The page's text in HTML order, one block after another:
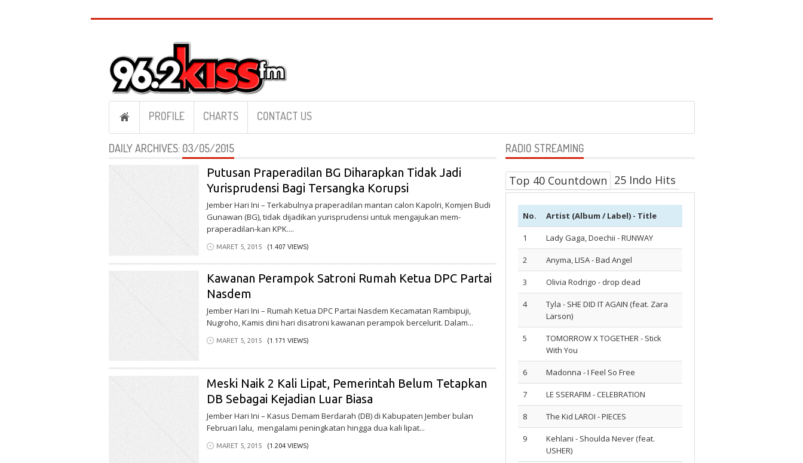
PROFILE CHARTS CONTACT US
DAILY ARCHIVES: 03/05/2015
Putusan Praperadilan BG Diharapkan Tidak Jadi
Yurisprudensi Bagi Tersangka Korupsi
Jember Hari Ini – Terkabulnya praperadilan mantan calon Kapolri, Komjen Budi
Gunawan (BG), tidak dijadikan yurisprudensi untuk mengajukan mem-
praperadilan-kan KPK....
MARET 5, 2015 (1.407 VIEWS)
Kawanan Perampok Satroni Rumah Ketua DPC Partai
Nasdem
Jember Hari Ini – Rumah Ketua DPC Partai Nasdem Kecamatan Rambipuji,
Nugroho, Kamis dini hari disatroni kawanan perampok bercelurit. Dalam...
MARET 5, 2015 (1.171 VIEWS)
Meski Naik 2 Kali Lipat, Pemerintah Belum Tetapkan
DB Sebagai Kejadian Luar Biasa
Jember Hari Ini – Kasus Demam Berdarah (DB) di Kabupaten Jember bulan
Februari lalu, mengalami peningkatan hingga dua kali lipat...
MARET 5, 2015 (1.204 VIEWS)
RADIO STREAMING
Top 40 Countdown 25 Indo Hits
No. Artist (Album / Label) - Title
1 Lady Gaga, Doechii - RUNWAY
2 Anyma, LISA - Bad Angel
3 Olivia Rodrigo - drop dead
4
Tyla - SHE DID IT AGAIN (feat. Zara
Larson)
5
TOMORROW X TOGETHER - Stick
With You
6 Madonna - I Feel So Free
7 LE SSERAFIM - CELEBRATION
8 The Kid LAROI - PIECES
9
Kehlani - Shoulda Never (feat.
USHER)